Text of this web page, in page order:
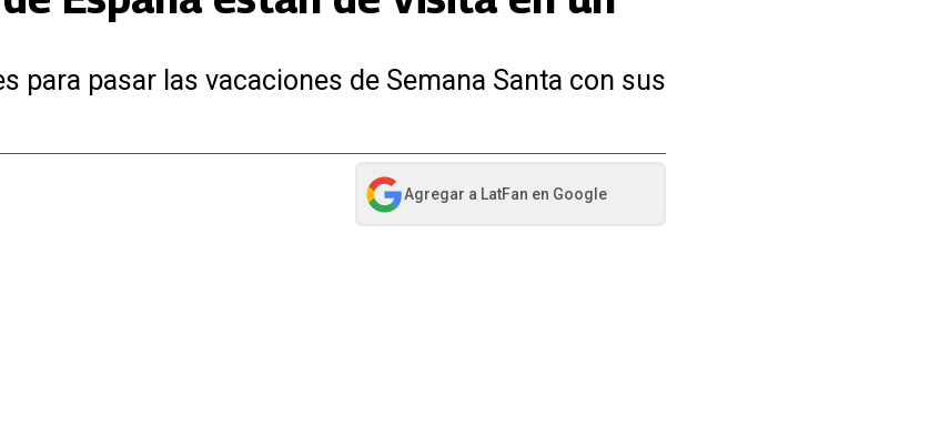
para pasar las vacaciones de Semana Santa con sus
Agregar a LatFan en Google
abre en nueva pestaña